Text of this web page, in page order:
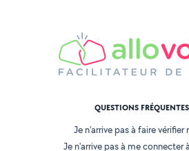
QUESTIONS
Je n'arrive pas à faire
Je n'arrive pas à me